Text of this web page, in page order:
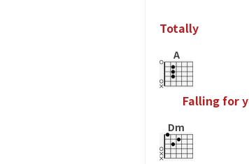
Totally
A
Fallingfory
Dm